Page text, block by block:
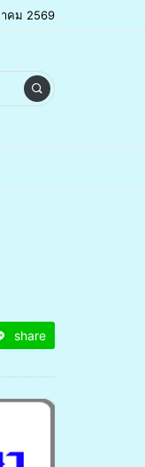
คม 2569
share